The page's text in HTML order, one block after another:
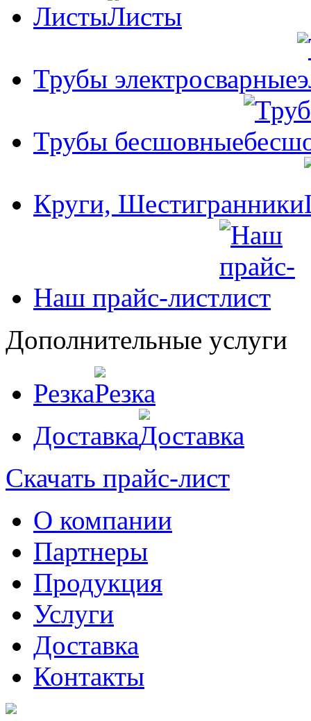
Листы
Трубы электросварные
Трубы бесшовные
Круги, Шестигранники
Наш прайс-лист
Дополнительные услуги
Резка
Доставка
Скачать прайс-лист
О компании
Партнеры
Продукция
Услуги
Доставка
Контакты